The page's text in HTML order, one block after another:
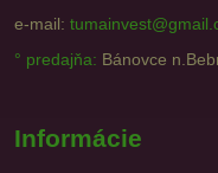
e-mail:
° predajňa: Bánovce
Informácie